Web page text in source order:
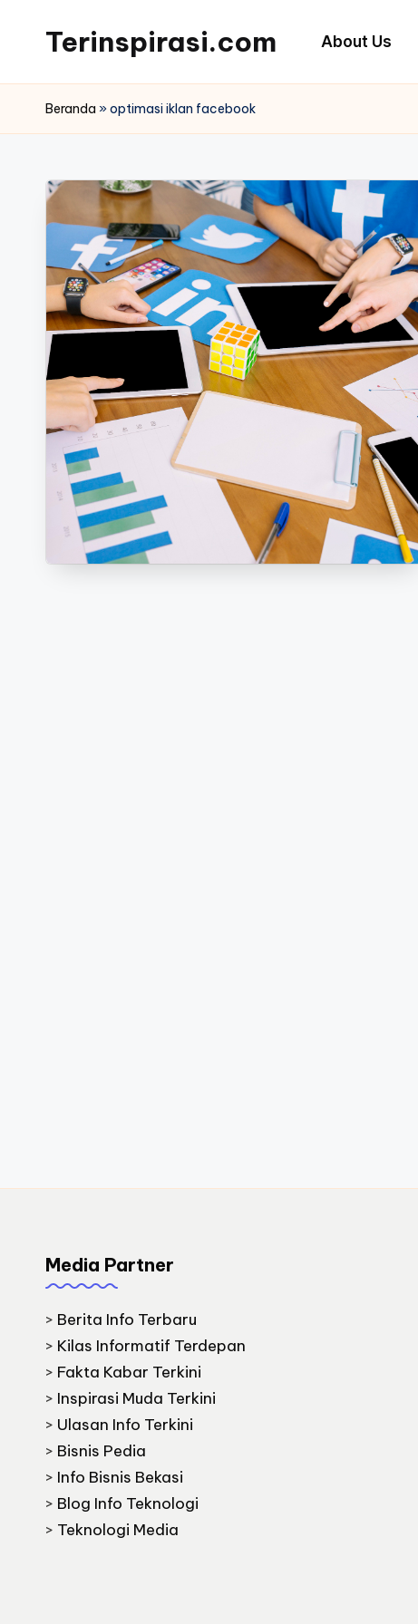
content
Terinspirasi.com
Muda
Terkini
About Us
Beranda »optimasi iklan facebook
Media Partner
> Berita Info Terbaru
> Kilas Informatif Terdepan
> Fakta Kabar Terkini
> Inspirasi Muda Terkini
> Ulasan Info Terkini
> Bisnis Pedia
> Info Bisnis Bekasi
> Blog Info Teknologi
> Teknologi Media